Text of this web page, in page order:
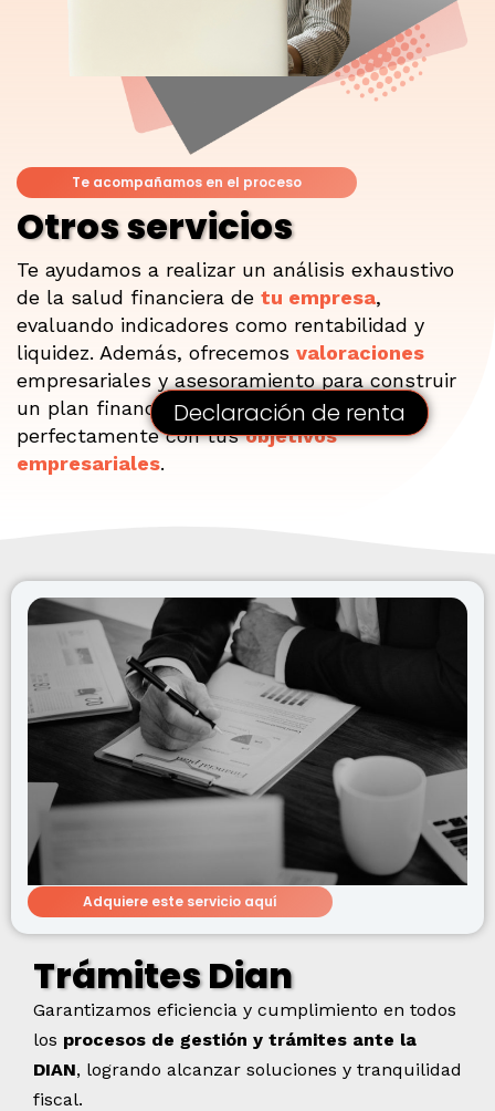
Te acompañamos en el proceso
Otros servicios
Te ayudamos a realizar un análisis exhaustivo
de la salud financiera de tu empresa,
evaluando indicadores como rentabilidad y
liquidez. Además, ofrecemos valoraciones
empresariales y asesoramiento para construir
un plan financiero sólido que se alinee
perfectamente con tusobjetivos
empresariales.
Adquiere este servicio aquí
Trámites Dian
Garantizamos eficiencia y cumplimiento en todos
los procesos de gestión y trámites ante la
DIAN, logrando alcanzar soluciones y tranquilidad
fiscal.
Declaración de renta